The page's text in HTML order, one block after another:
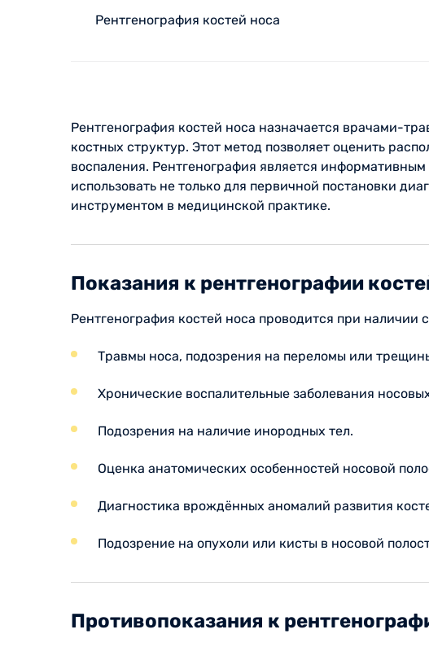
Рентгенография костей носа
Рентгенография костей носа назначается врачами-
костных структур. Этот метод позволяет оценить
воспаления. Рентгенография является
использовать не только для первичной постановки
инструментом в медицинской практике.
Показания к рентгенографии
Рентгенография костей носа проводится при наличии
Травмы носа, подозрения на переломы или
Хронические воспалительные заболевания
Подозрения на наличие инородных тел.
Оценка анатомических особенностей носовой
Диагностика врождённых аномалий развития
Подозрение на опухоли или кисты в носовой
Противопоказания к